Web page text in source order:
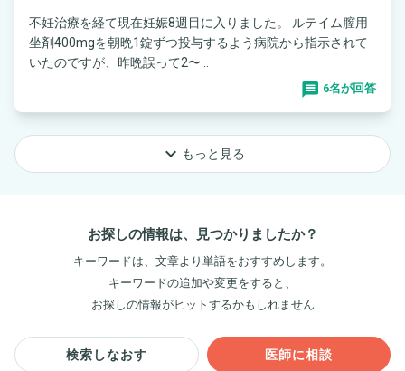
不妊治療を経て現在妊娠8週目に入りました。 ルテイム膣用
坐剤400mgを朝晩1錠ずつ投与するよう病院から指示されて
いたのですが、昨晩誤って2〜...
6名が回答
keyboard_arrow_down もっと見る
お探しの情報は、見つかりましたか？
キーワードは、文章より単語をおすすめします。
キーワードの追加や変更をすると、
お探しの情報がヒットするかもしれません
検索しなおす 医師に相談